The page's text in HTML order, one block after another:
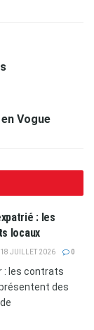
Vogue
: les
locaux
18 JUILLET 2026 0
: les contrats
des